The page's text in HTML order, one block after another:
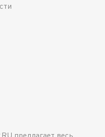
предлагает весь